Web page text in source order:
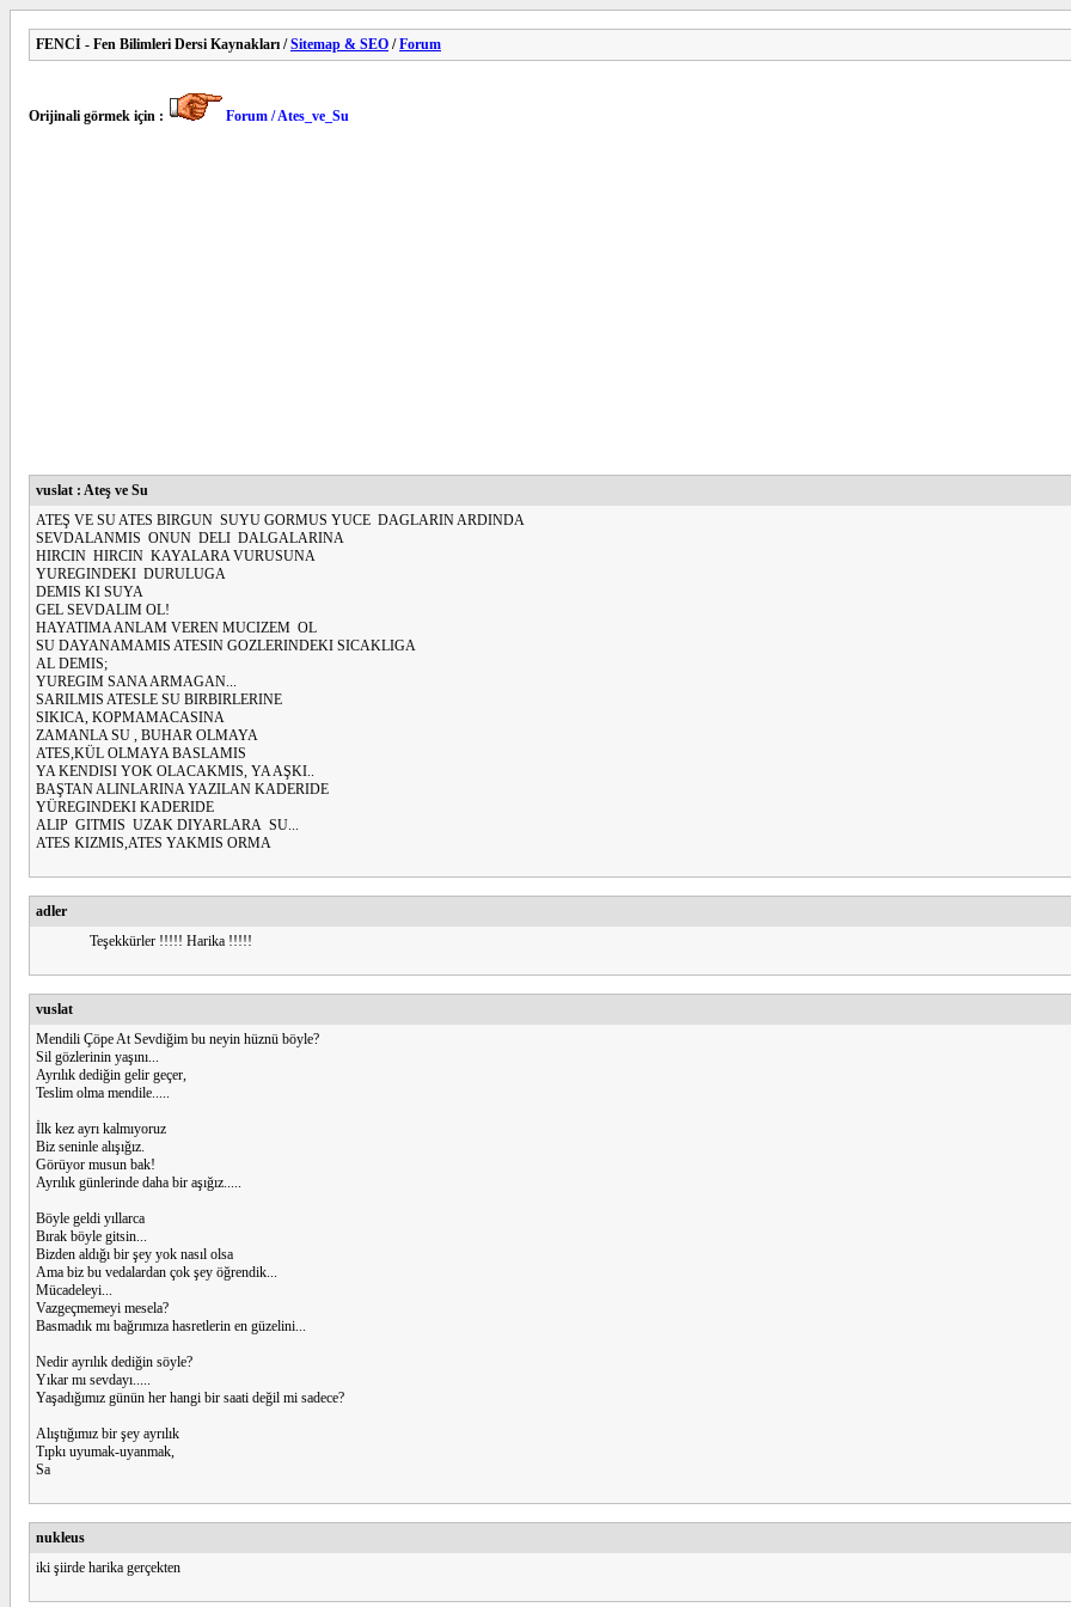
FENCİ - Fen Bilimleri Dersi Kaynakları /Sitemap & SEO /Forum
Orijinali görmek için : Forum / Ates_ve_Su
vuslat : Ateş ve Su
ATEŞ VE SU ATES BIRGUN SUYU GORMUS YUCE DAGLARIN ARDINDA
SEVDALANMIS ONUN DELI DALGALARINA
HIRCIN HIRCIN KAYALARA VURUSUNA
YUREGINDEKI DURULUGA
DEMIS KI SUYA
GEL SEVDALIM OL!
HAYATIMA ANLAM VEREN MUCIZEM OL
SU DAYANAMAMIS ATESIN GOZLERINDEKI SICAKLIGA
AL DEMIS;
YUREGIM SANA ARMAGAN...
SARILMIS ATESLE SU BIRBIRLERINE
SIKICA, KOPMAMACASINA
ZAMANLA SU , BUHAR OLMAYA
ATES,KÜL OLMAYA BASLAMIS
YA KENDISI YOK OLACAKMIS, YA AŞKI..
BAŞTAN ALINLARINA YAZILAN KADERIDE
YÜREGINDEKI KADERIDE
ALIP GITMIS UZAK DIYARLARA SU...
ATES KIZMIS,ATES YAKMIS ORMA
adler
Teşekkürler !!!!! Harika !!!!!
vuslat
Mendili Çöpe At Sevdiğim bu neyin hüznü böyle?
Sil gözlerinin yaşını...
Ayrılık dediğin gelir geçer,
Teslim olma mendile.....
İlk kez ayrı kalmıyoruz
Biz seninle alışığız.
Görüyor musun bak!
Ayrılık günlerinde daha bir aşığız.....
Böyle geldi yıllarca
Bırak böyle gitsin...
Bizden aldığı bir şey yok nasıl olsa
Ama biz bu vedalardan çok şey öğrendik...
Mücadeleyi...
Vazgeçmemeyi mesela?
Basmadık mı bağrımıza hasretlerin en güzelini...
Nedir ayrılık dediğin söyle?
Yıkar mı sevdayı.....
Yaşadığımız günün her hangi bir saati değil mi sadece?
Alıştığımız bir şey ayrılık
Tıpkı uyumak-uyanmak,
Sa
nukleus
iki şiirde harika gerçekten